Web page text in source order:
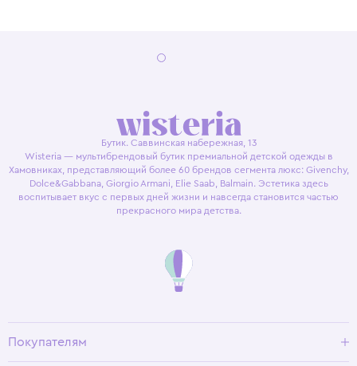
Бутик. Саввинская набережная, 13
Wisteria — мультибрендовый бутик премиальной детской одежды в
Хамовниках, представляющий более 60 брендов сегмента люкс: Givenchy,
Dolce&Gabbana, Giorgio Armani, Elie Saab, Balmain. Эстетика здесь
воспитывает вкус с первых дней жизни и навсегда становится частью
прекрасного мира детства.
Покупателям